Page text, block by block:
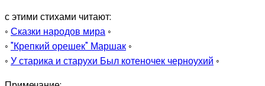
с этими стихами читают:
◦ Сказки народов мира ◦
◦ "Крепкий орешек" Маршак ◦
◦ У старика и старухи Был котеночек черноухий ◦